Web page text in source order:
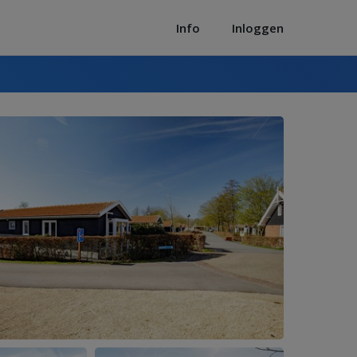
Info Inloggen